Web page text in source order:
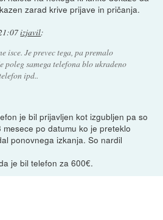
zarad krive prijave in pričanja.
izjavil:
isce. Je prevec tega, pa premalo
poleg samega telefona blo ukradeno
ipd..
je bil prijavljen kot izgubljen pa so
po datumu ko je preteklo
ponovnega izkanja. So nardil
je bil telefon za 600€.